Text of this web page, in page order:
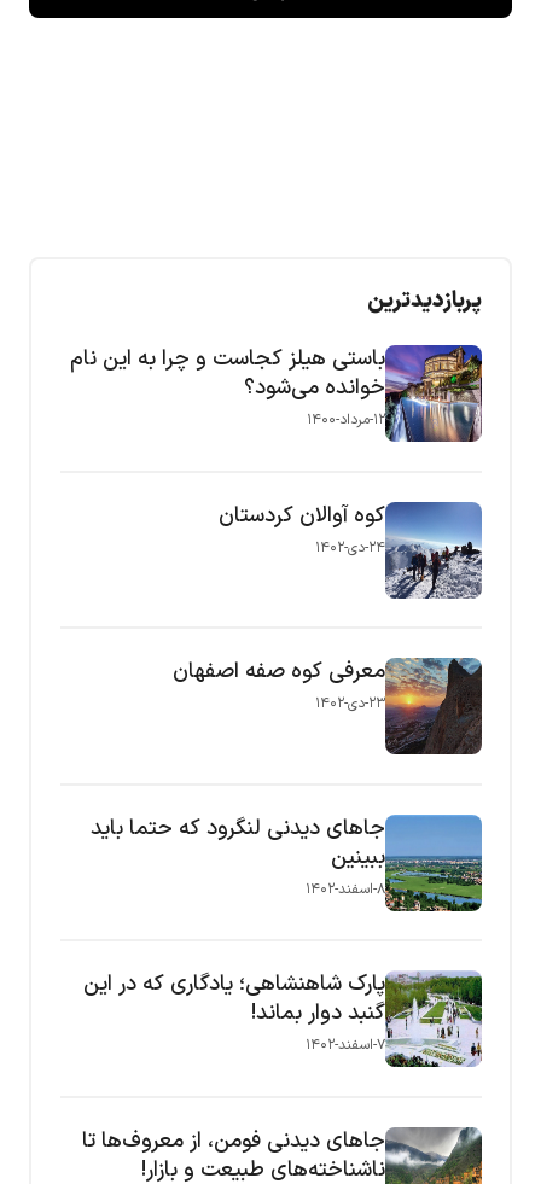
پربازدیدترین
باستی هیلز کجاست و چرا به این نام
خوانده می‌شود؟
۱۲-مرداد-۱۴۰۰
کوه آوالان کردستان
۲۴-دی-۱۴۰۲
معرفی کوه صفه اصفهان
۲۳-دی-۱۴۰۲
جاهای دیدنی لنگرود که حتما باید
ببینین
۸-اسفند-۱۴۰۲
پارک شاهنشاهی؛ یادگاری که در این
گنبد دوار بماند!
۷-اسفند-۱۴۰۲
جاهای دیدنی فومن، از معروف‌ها تا
ناشناخته‌های طبیعت و بازار!